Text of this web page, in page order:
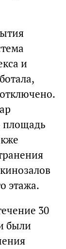
и
площадь
этажа.
30
были